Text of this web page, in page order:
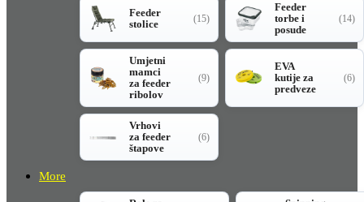
Feeder
stolice
(15)
Feeder
torbe i
posude
(14)
Umjetni
mamci
za feeder
ribolov
(9)
EVA
kutije za
predveze
(6)
Vrhovi
za feeder
štapove
(6)
More